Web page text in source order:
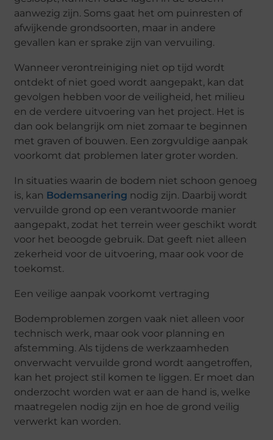
aanwezig zijn. Soms gaat het om puinresten of
afwijkende grondsoorten, maar in andere
gevallen kan er sprake zijn van vervuiling.
Wanneer verontreiniging niet op tijd wordt
ontdekt of niet goed wordt aangepakt, kan dat
gevolgen hebben voor de veiligheid, het milieu
en de verdere uitvoering van het project. Het is
dan ook belangrijk om niet zomaar te beginnen
met graven of bouwen. Een zorgvuldige aanpak
voorkomt dat problemen later groter worden.
In situaties waarin de bodem niet schoon genoeg
is, kan Bodemsanering nodig zijn. Daarbij wordt
vervuilde grond op een verantwoorde manier
aangepakt, zodat het terrein weer geschikt wordt
voor het beoogde gebruik. Dat geeft niet alleen
zekerheid voor de uitvoering, maar ook voor de
toekomst.
Een veilige aanpak voorkomt vertraging
Bodemproblemen zorgen vaak niet alleen voor
technisch werk, maar ook voor planning en
afstemming. Als tijdens de werkzaamheden
onverwacht vervuilde grond wordt aangetroffen,
kan het project stil komen te liggen. Er moet dan
onderzocht worden wat er aan de hand is, welke
maatregelen nodig zijn en hoe de grond veilig
verwerkt kan worden.